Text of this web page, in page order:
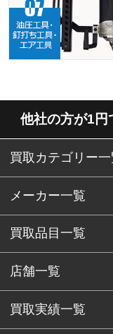
他社の方が1円
買取カテゴリー一
メーカー一覧
買取品目一覧
店舗一覧
買取実績一覧